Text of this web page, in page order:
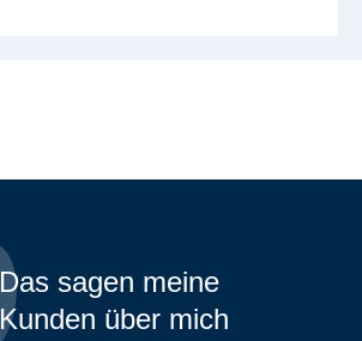
Das sagen meine
Kunden über mich